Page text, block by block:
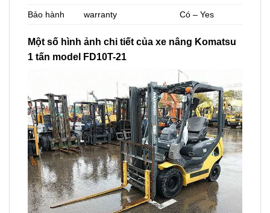
Bảo hành warranty Có – Yes
Một số hình ảnh chi tiết của xe nâng Komatsu
1 tấn model FD10T-21